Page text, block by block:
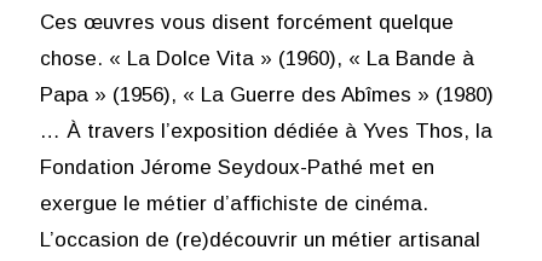
Ces œuvres vous disent forcément quelque
chose. « La Dolce Vita » (1960), « La Bande à
Papa » (1956), « La Guerre des Abîmes » (1980)
… À travers l’exposition dédiée à Yves Thos, la
Fondation Jérome Seydoux-Pathé met en
exergue le métier d’affichiste de cinéma.
L’occasion de (re)découvrir un métier artisanal